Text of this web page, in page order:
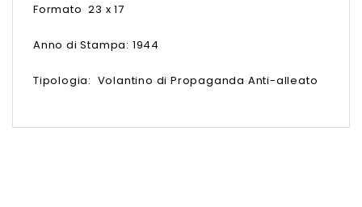
Formato 23 x 17
Anno di Stampa: 1944
Tipologia: Volantino di Propaganda Anti-alleato